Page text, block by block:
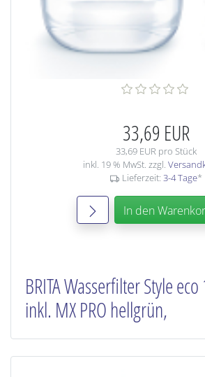
33,69 EUR
33,69 EUR pro Stück
inkl. 19 % MwSt. zzgl.
Lieferzeit: 3-4 Tage*
In den
BRITA Wasserfilter Style
inkl. MX PRO hellgrün,